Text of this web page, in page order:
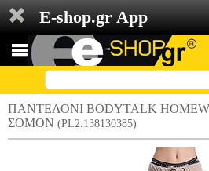
E-shop.gr App
ΠΑΝΤΕΛΟΝΙ BODYTALK
ΣΟΜΟΝ (PL2.138130385)